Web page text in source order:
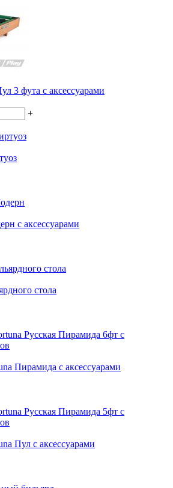
3 фута с аксессуарами
+
с аксессуарами
стола
Пирамида с аксессуарами
Пул с аксессуарами